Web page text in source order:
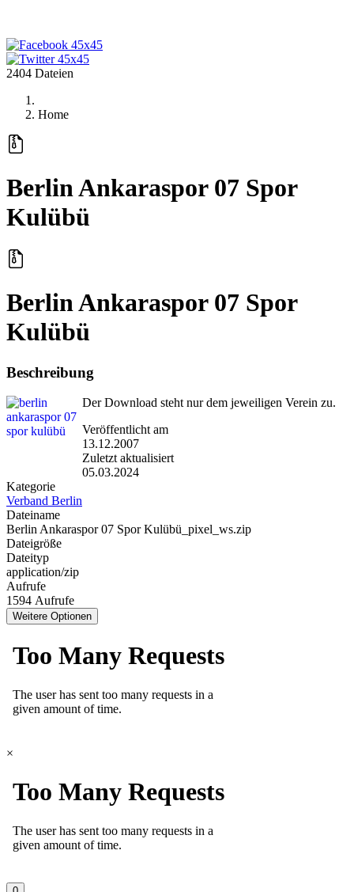
2404 Dateien
Home
Berlin Ankaraspor 07 Spor
Kulübü
Berlin Ankaraspor 07 Spor
Kulübü
Beschreibung
Der Download steht nur dem jeweiligen Verein zu.
Veröffentlicht am
13.12.2007
Zuletzt aktualisiert
05.03.2024
Kategorie
Verband Berlin
Dateiname
Berlin Ankaraspor 07 Spor Kulübü_pixel_ws.zip
Dateigröße
Dateityp
application/zip
Aufrufe
1594 Aufrufe
Weitere Optionen
×